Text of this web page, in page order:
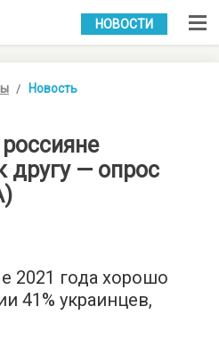
УКР РУС
НОВОСТИ
Новость
другу — опрос
2021 года хорошо
41% украинцев,